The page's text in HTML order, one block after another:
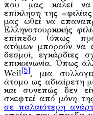
που μας καλεί να
επίκληση της
μας ωθεί να
Ελληνοτουρκικής
επίπεδο (όπως
ατόμων μπορούν να
δεσμοί, εγκάρδιες
επικοινωνία. Όπως
Weil[5], μια
άτομο ως αδιαίρετη
και συνεπώς δεν
σκεφτεί από μόνη
σε παλαιότερη